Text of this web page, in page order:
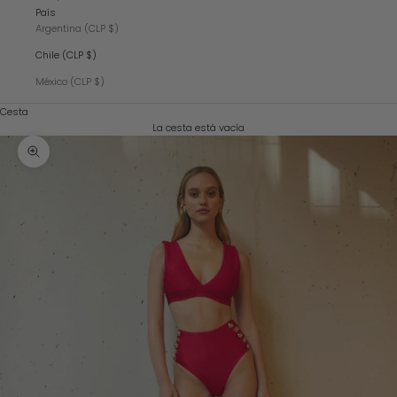
País
Argentina (CLP $)
Chile (CLP $)
México (CLP $)
Cesta
La cesta está vacía
Zoom